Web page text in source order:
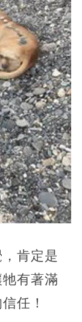
肯定是
有著滿
任！